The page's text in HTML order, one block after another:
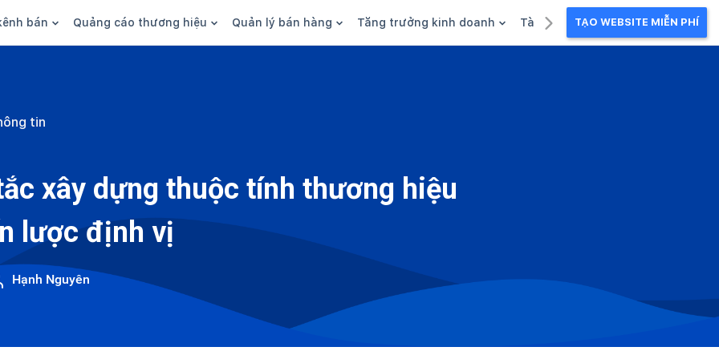
bán
social
sàn
Quảng cáo thương hiệu
Thương hiệu/Brand
Quản lý bán hàng
Tài chính
Nhân viên
Tăng trưởng kinh doanh Tài liệu kinh doanhTẠO WEBSITE MIỄN PHÍ
tin
xây dựng thuộc tính thương hiệu
lược định vị
Hạnh Nguyên